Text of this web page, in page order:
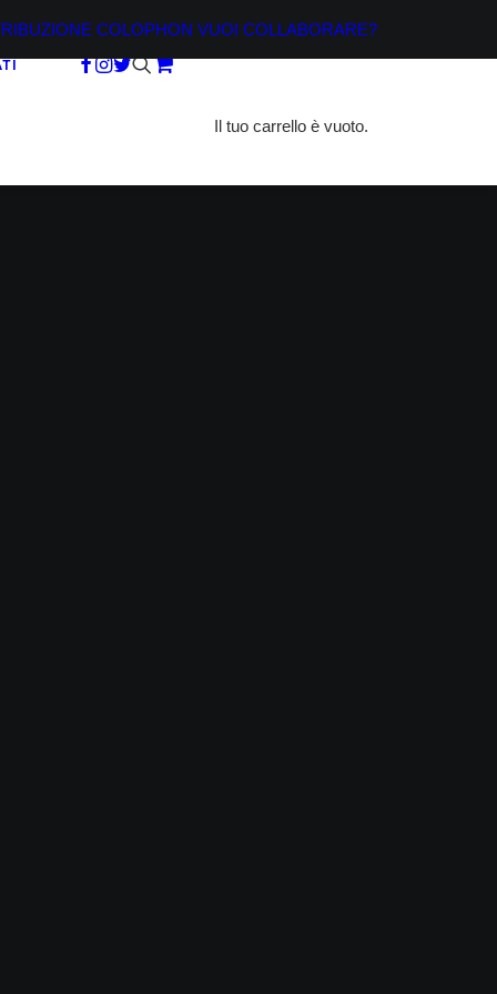
COLOPHON VUOI COLLABORARE?
Il tuo carrello è vuoto.